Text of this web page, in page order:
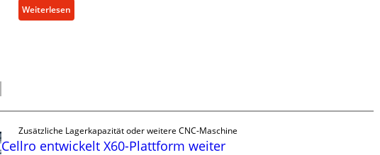
Weiterlesen:
M
i
s
c
Zusätzliche Lagerkapazität oder weitere CNC-Maschine
Cellro entwickelt X60-Plattform weiter